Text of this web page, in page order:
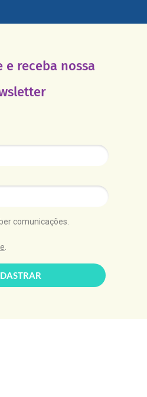
e receba nossa
comunicações.